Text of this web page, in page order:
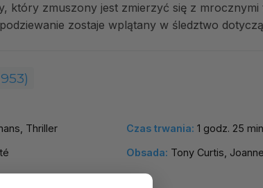
który zmuszony jest zmierzyć się z mrocznymi
zostaje wplątany w śledztwo
Thriller Czas trwania: 1 godz. 25
Obsada: Tony Curtis,